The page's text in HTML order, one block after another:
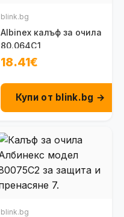
blink.bg
Albinex калъф за очила
80.064C1
18.41€
Купи от blink.bg →
blink.bg